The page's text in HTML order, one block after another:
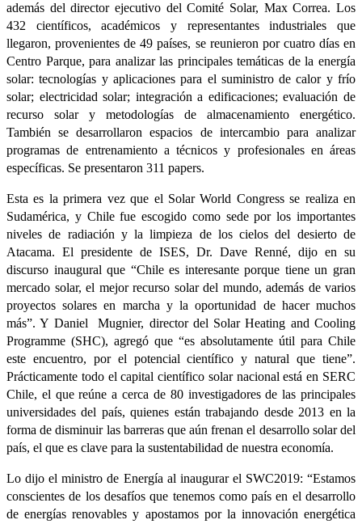
además del director ejecutivo del Comité Solar, Max Correa. Los
432 científicos, académicos y representantes industriales que
llegaron, provenientes de 49 países, se reunieron por cuatro días en
Centro Parque, para analizar las principales temáticas de la energía
solar: tecnologías y aplicaciones para el suministro de calor y frío
solar; electricidad solar; integración a edificaciones; evaluación de
recurso solar y metodologías de almacenamiento energético.
También se desarrollaron espacios de intercambio para analizar
programas de entrenamiento a técnicos y profesionales en áreas
específicas. Se presentaron 311 papers.
Esta es la primera vez que el Solar World Congress se realiza en
Sudamérica, y Chile fue escogido como sede por los importantes
niveles de radiación y la limpieza de los cielos del desierto de
Atacama. El presidente de ISES, Dr. Dave Renné, dijo en su
discurso inaugural que “Chile es interesante porque tiene un gran
mercado solar, el mejor recurso solar del mundo, además de varios
proyectos solares en marcha y la oportunidad de hacer muchos
más”. Y Daniel Mugnier, director del Solar Heating and Cooling
Programme (SHC), agregó que “es absolutamente útil para Chile
este encuentro, por el potencial científico y natural que tiene”.
Prácticamente todo el capital científico solar nacional está en SERC
Chile, el que reúne a cerca de 80 investigadores de las principales
universidades del país, quienes están trabajando desde 2013 en la
forma de disminuir las barreras que aún frenan el desarrollo solar del
país, el que es clave para la sustentabilidad de nuestra economía.
Lo dijo el ministro de Energía al inaugurar el SWC2019: “Estamos
conscientes de los desafíos que tenemos como país en el desarrollo
de energías renovables y apostamos por la innovación energética